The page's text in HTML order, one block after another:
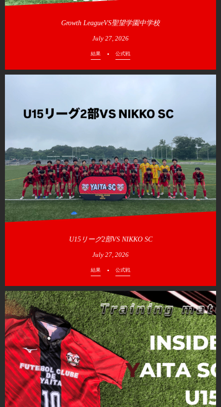
Growth LeagueVS聖望学園中学校
July 27, 2026
結果 公式戦
U15リーグ2部VS NIKKO SC
July 27, 2026
結果 公式戦